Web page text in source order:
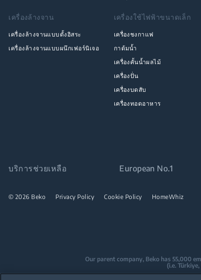
เครื่องล้างจาน
เครื่องล้างจานแบบตั้งอิสระ
เครื่องล้างจานแบบผนึกเฟอร์นิเจอ
เครื่องใช้ไฟฟ้าขนาดเล็ก
เครื่องชงกาแฟ
กาต้มน้ำ
เครื่องคั้นน้ำผลไม้
เครื่องปั่น
เครื่องบดสับ
เครื่องทอดอาหาร
บริการช่วยเหลือ European No.1
© 2026 Beko Privacy Policy Cookie Policy HomeWhiz
Our parent company, Beko has 55,000
(i.e.